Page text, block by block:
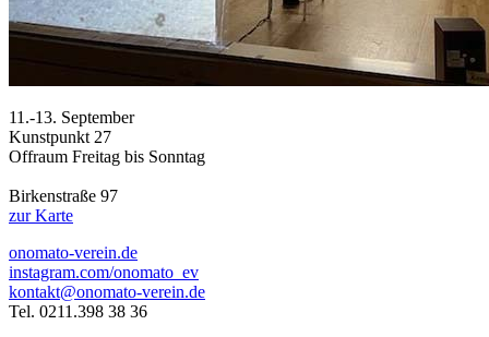
11.-13. September
Kunstpunkt 27
Offraum Freitag bis Sonntag
Birkenstraße 97
zur Karte
onomato-verein.de
instagram.com/onomato_ev
kontakt@onomato-verein.de
Tel. 0211.398 38 36